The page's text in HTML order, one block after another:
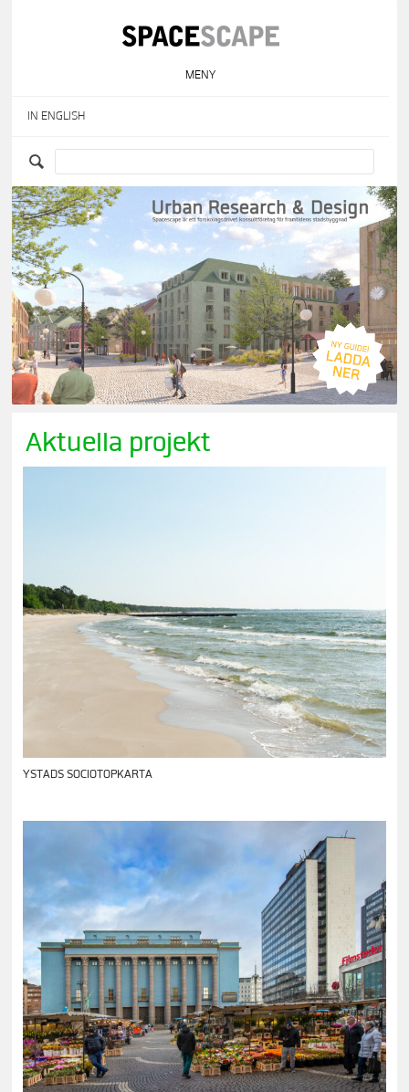
MENY
IN ENGLISH
Aktuella projekt
YSTADS SOCIOTOPKARTA